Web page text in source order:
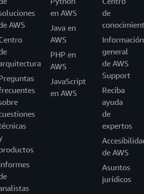
AWS
en AWS
Java en
AWS
PHP en
AWS
JavaScript
en AWS
de
Información
general
de AWS
Support
Reciba
ayuda
de
expertos
de AWS
Asuntos
jurídicos